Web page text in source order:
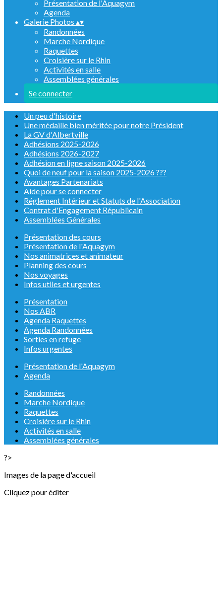
Présentation de l'Aquagym
Agenda
Galerie Photos ▴▾
Randonnées
Marche Nordique
Raquettes
Croisière sur le Rhin
Activités en salle
Assemblées générales
Se connecter
Un peu d'histoire
Une médaille bien méritée pour notre Président
La GV d'Albertville
Adhésions 2025-2026
Adhésions 2026-2027
Adhésion en ligne saison 2025-2026
Quoi de neuf pour la saison 2025-2026 ???
Avantages Partenariats
Aide pour se connecter
Réglement Intérieur et Statuts de l'Association
Contrat d'Engagement Républicain
Assemblées Générales
Présentation des cours
Présentation de l'Aquagym
Nos animatrices et animateur
Planning des cours
Nos voyages
Infos utiles et urgentes
Présentation
Nos ABR
Agenda Raquettes
Agenda Randonnées
Sorties en refuge
Infos urgentes
Présentation de l'Aquagym
Agenda
Randonnées
Marche Nordique
Raquettes
Croisière sur le Rhin
Activités en salle
Assemblées générales
?>
Images de la page d'accueil
Cliquez pour éditer